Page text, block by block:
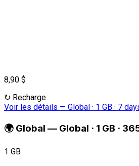
8,90 $
↻ Recharge
Voir les détails — Global · 1 GB · 7
🌍 Global — Global · 1 GB ·
1 GB